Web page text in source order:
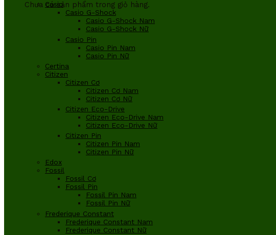
Chưa có sản phẩm trong giỏ hàng.
Casio
Casio G-Shock
Casio G-Shock Nam
Casio G-Shock Nữ
Casio Pin
Casio Pin Nam
Casio Pin Nữ
Certina
Citizen
Citizen Cơ
Citizen Cơ Nam
Citizen Cơ Nữ
Citizen Eco-Drive
Citizen Eco-Drive Nam
Citizen Eco-Drive Nữ
Citizen Pin
Citizen Pin Nam
Citizen Pin Nữ
Edox
Fossil
Fossil Cơ
Fossil Pin
Fossil Pin Nam
Fossil Pin Nữ
Frederique Constant
Frederique Constant Nam
Frederique Constant Nữ